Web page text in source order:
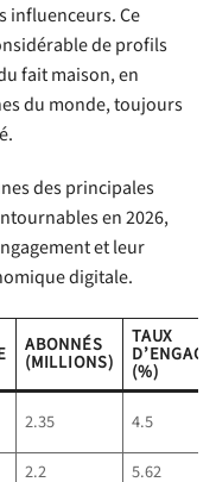
influenceurs. Ce
de profils
fait maison, en
du monde, toujours
des principales
en 2026,
et leur
digitale.
ABONNÉS
(MILLIONS)
TAUX
(%)
2.35 4.5
2.2
5.62